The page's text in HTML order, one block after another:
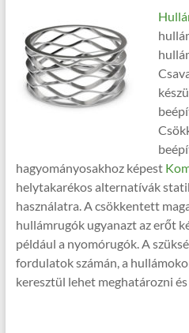
hagyományosakhoz képest
helytakarékos alternatívák
használatra. A csökkentett
hullámrugók ugyanazt az erőt
például a nyomórugók. A
fordulatok számán, a
keresztül lehet meghatározni